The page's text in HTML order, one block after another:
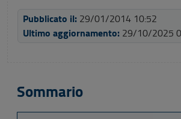
Pubblicato il: 29/01/2014 10:52
Ultimo aggiornamento: 29/10/2025
Sommario